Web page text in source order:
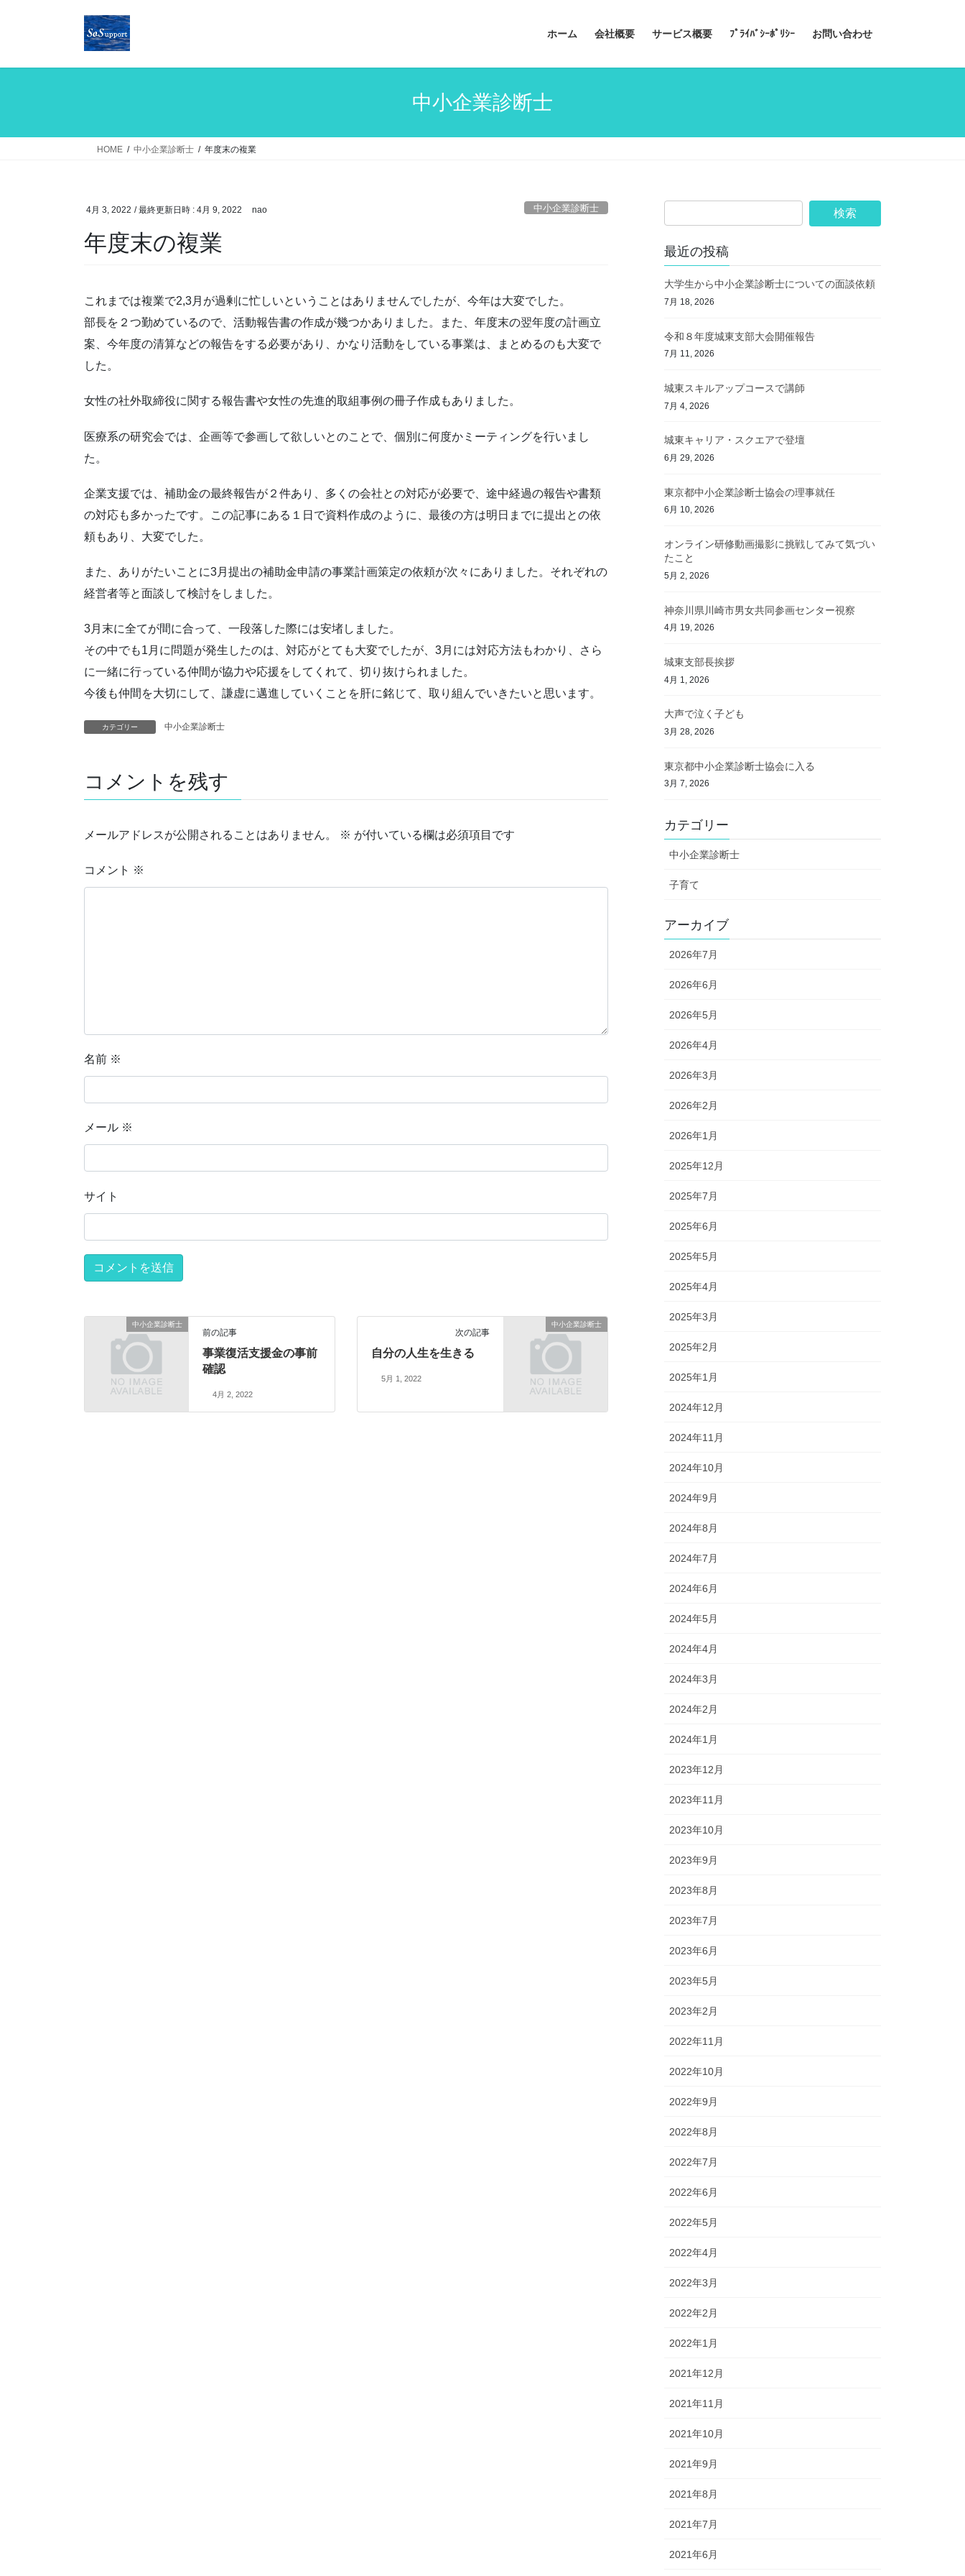
ホーム 会社概要 サービス概要 ﾌﾟﾗｲﾊﾞｼｰﾎﾟﾘｼｰ お問い合わせ
中小企業診断士
HOME 中小企業診断士 年度末の複業
4月 3, 2022 / 最終更新日時 : 4月 9, 2022 nao 中小企業診断士
年度末の複業
これまでは複業で2,3月が過剰に忙しいということはありませんでしたが、今年は大変でした。
部長を２つ勤めているので、活動報告書の作成が幾つかありました。また、年度末の翌年度の計画立
案、今年度の清算などの報告をする必要があり、かなり活動をしている事業は、まとめるのも大変で
した。
女性の社外取締役に関する報告書や女性の先進的取組事例の冊子作成もありました。
医療系の研究会では、企画等で参画して欲しいとのことで、個別に何度かミーティングを行いまし
た。
企業支援では、補助金の最終報告が２件あり、多くの会社との対応が必要で、途中経過の報告や書類
の対応も多かったです。この記事にある１日で資料作成のように、最後の方は明日までに提出との依
頼もあり、大変でした。
また、ありがたいことに3月提出の補助金申請の事業計画策定の依頼が次々にありました。それぞれの
経営者等と面談して検討をしました。
3月末に全てが間に合って、一段落した際には安堵しました。
その中でも1月に問題が発生したのは、対応がとても大変でしたが、3月には対応方法もわかり、さら
に一緒に行っている仲間が協力や応援をしてくれて、切り抜けられました。
今後も仲間を大切にして、謙虚に邁進していくことを肝に銘じて、取り組んでいきたいと思います。
カテゴリー 中小企業診断士
コメントを残す
メールアドレスが公開されることはありません。 ※ が付いている欄は必須項目です
コメント ※
名前 ※
メール ※
サイト
中小企業診断士
前の記事
事業復活支援金の事前
確認
4月 2, 2022
中小企業診断士
次の記事
自分の人生を生きる
5月 1, 2022
最近の投稿
大学生から中小企業診断士についての面談依頼
7月 18, 2026
令和８年度城東支部大会開催報告
7月 11, 2026
城東スキルアップコースで講師
7月 4, 2026
城東キャリア・スクエアで登壇
6月 29, 2026
東京都中小企業診断士協会の理事就任
6月 10, 2026
オンライン研修動画撮影に挑戦してみて気づい
たこと
5月 2, 2026
神奈川県川崎市男女共同参画センター視察
4月 19, 2026
城東支部長挨拶
4月 1, 2026
大声で泣く子ども
3月 28, 2026
東京都中小企業診断士協会に入る
3月 7, 2026
カテゴリー
中小企業診断士
子育て
アーカイブ
2026年7月
2026年6月
2026年5月
2026年4月
2026年3月
2026年2月
2026年1月
2025年12月
2025年7月
2025年6月
2025年5月
2025年4月
2025年3月
2025年2月
2025年1月
2024年12月
2024年11月
2024年10月
2024年9月
2024年8月
2024年7月
2024年6月
2024年5月
2024年4月
2024年3月
2024年2月
2024年1月
2023年12月
2023年11月
2023年10月
2023年9月
2023年8月
2023年7月
2023年6月
2023年5月
2023年2月
2022年11月
2022年10月
2022年9月
2022年8月
2022年7月
2022年6月
2022年5月
2022年4月
2022年3月
2022年2月
2022年1月
2021年12月
2021年11月
2021年10月
2021年9月
2021年8月
2021年7月
2021年6月